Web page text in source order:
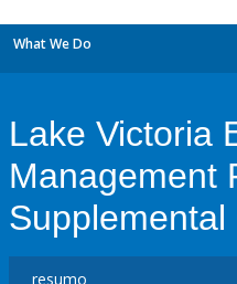
What We Do
Lake Victoria
Management
Supplemental